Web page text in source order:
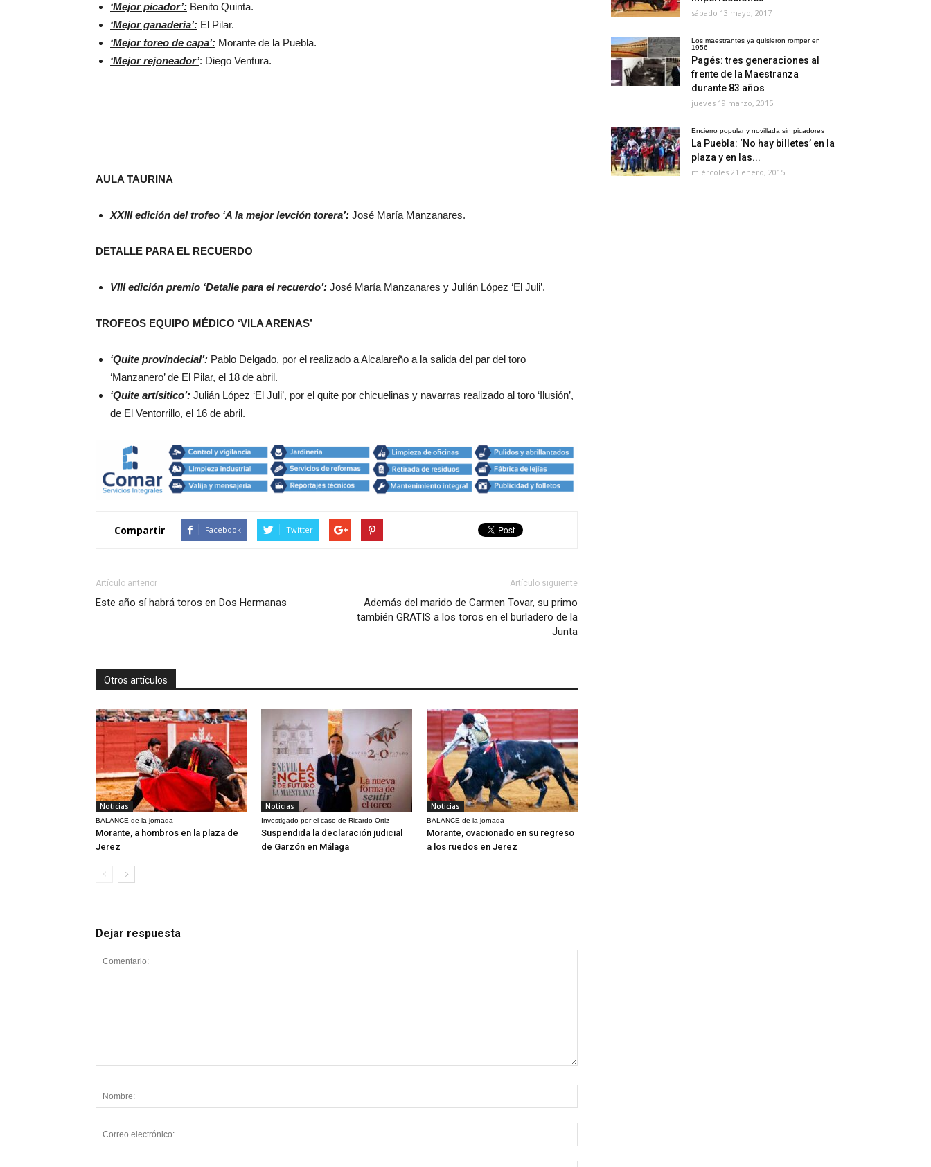
‘Mejor picador’: Benito Quinta.
‘Mejor ganadería’: El Pilar.
‘Mejor toreo de capa’: Morante de la Puebla.
‘Mejor rejoneador’: Diego Ventura.
AULA TAURINA
XXIII edición del trofeo ‘A la mejor levción torera’: José María Manzanares.
DETALLE PARA EL RECUERDO
VIII edición premio ‘Detalle para el recuerdo’: José María Manzanares y Julián López ‘El Juli’.
TROFEOS EQUIPO MÉDICO ‘VILA ARENAS’
‘Quite provindecial’: Pablo Delgado, por el realizado a Alcalareño a la salida del par del toro
‘Manzanero’ de El Pilar, el 18 de abril.
‘Quite artísitico’: Julián López ‘El Juli’, por el quite por chicuelinas y navarras realizado al toro ‘Ilusión’,
de El Ventorrillo, el 16 de abril.
Compartir Facebook Twitter
Artículo anterior
Este año sí habrá toros en Dos Hermanas
Artículo siguiente
Además del marido de Carmen Tovar, su primo
también GRATIS a los toros en el burladero de la
Junta
Otros artículos
Noticias
BALANCE de la jornada
Morante, a hombros en la plaza de
Jerez
Noticias
Investigado por el caso de Ricardo Ortiz
Suspendida la declaración judicial
de Garzón en Málaga
Noticias
BALANCE de la jornada
Morante, ovacionado en su regreso
a los ruedos en Jerez
Dejar respuesta
sábado 13 mayo, 2017
Los maestrantes ya quisieron romper en
1956
Pagés: tres generaciones al
frente de la Maestranza
durante 83 años
jueves 19 marzo, 2015
Encierro popular y novillada sin picadores
La Puebla: ‘No hay billetes’ en la
plaza y en las...
miércoles 21 enero, 2015